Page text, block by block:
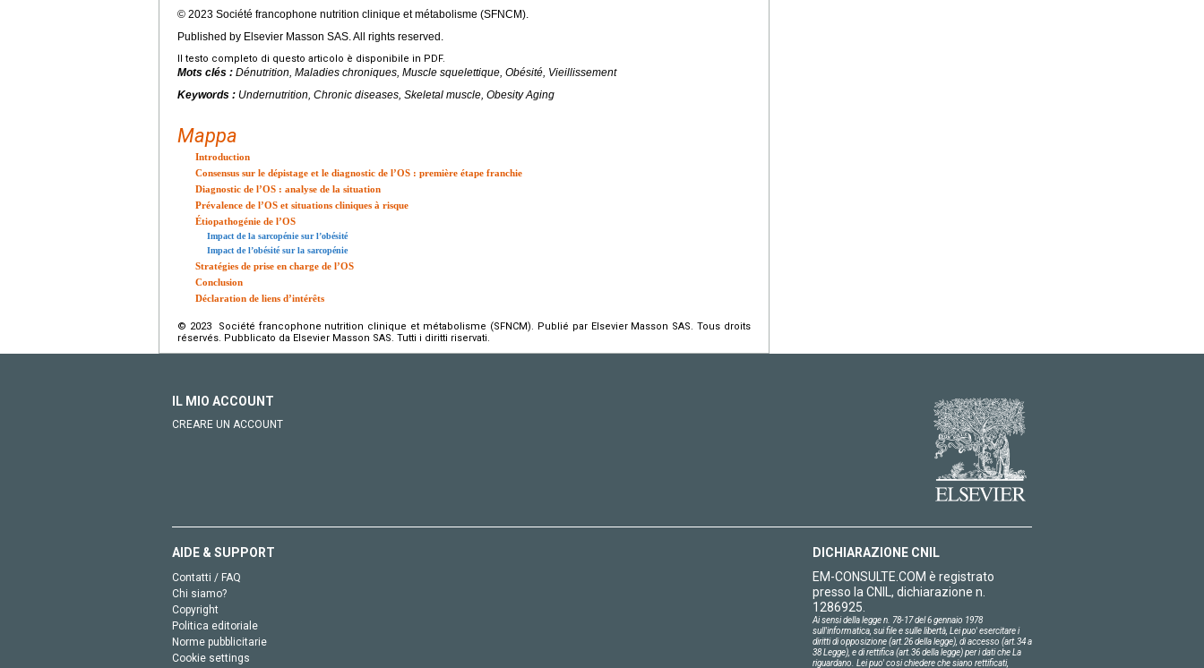
© 2023 Société francophone nutrition clinique et métabolisme (SFNCM).
Published by Elsevier Masson SAS. All rights reserved.
Il testo completo di questo articolo è disponibile in PDF.
Mots clés : Dénutrition, Maladies chroniques, Muscle squelettique, Obésité, Vieillissement
Keywords : Undernutrition, Chronic diseases, Skeletal muscle, Obesity Aging
Mappa
Introduction
Consensus sur le dépistage et le diagnostic de l’OS : première étape franchie
Diagnostic de l’OS : analyse de la situation
Prévalence de l’OS et situations cliniques à risque
Étiopathogénie de l’OS
Impact de la sarcopénie sur l’obésité
Impact de l’obésité sur la sarcopénie
Stratégies de prise en charge de l’OS
Conclusion
Déclaration de liens d’intérêts
© 2023 Société francophone nutrition clinique et métabolisme (SFNCM). Publié par Elsevier Masson SAS. Tous droits
réservés. Pubblicato da Elsevier Masson SAS. Tutti i diritti riservati.
IL MIO ACCOUNT
CREARE UN ACCOUNT
AIDE & SUPPORT
Contatti / FAQ
Chi siamo?
Copyright
Politica editoriale
Norme pubblicitarie
Cookie settings
DICHIARAZIONE CNIL
EM-CONSULTE.COM è registrato
presso la CNIL, dichiarazione n.
1286925.
Ai sensi della legge n. 78-17 del 6 gennaio 1978
sull'informatica, sui file e sulle libertà, Lei puo' esercitare i
diritti di opposizione (art.26 della legge), di accesso (art.34 a
38 Legge), e di rettifica (art.36 della legge) per i dati che La
riguardano. Lei puo' cosi chiedere che siano rettificati,